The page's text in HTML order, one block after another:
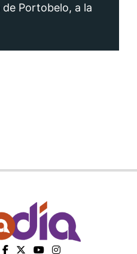
Portobelo, a la